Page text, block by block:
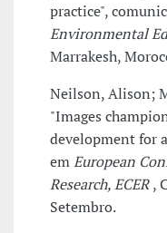
practice",
Environmental
Marrakesh,
Neilson, Alison;
"Images
development for
emEuropean
Research, ECER,
Setembro.